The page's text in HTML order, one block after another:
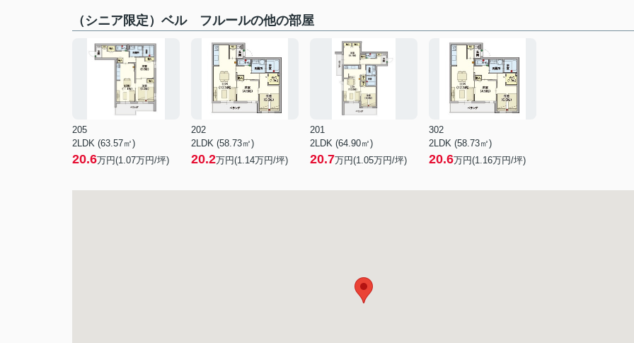
（シニア限定）ベル フルールの他の部屋
205
2LDK (63.57㎡)
20.6万円(1.07万円/坪)
202
2LDK (58.73㎡)
20.2万円(1.14万円/坪)
201
2LDK (64.90㎡)
20.7万円(1.05万円/坪)
302
2LDK (58.73㎡)
20.6万円(1.16万円/坪)